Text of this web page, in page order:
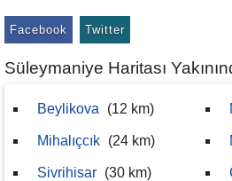
Facebook Twitter
Süleymaniye Haritası
Beylikova (12 km)
Mihalıçcık (24 km)
Sivrihisar (30 km)